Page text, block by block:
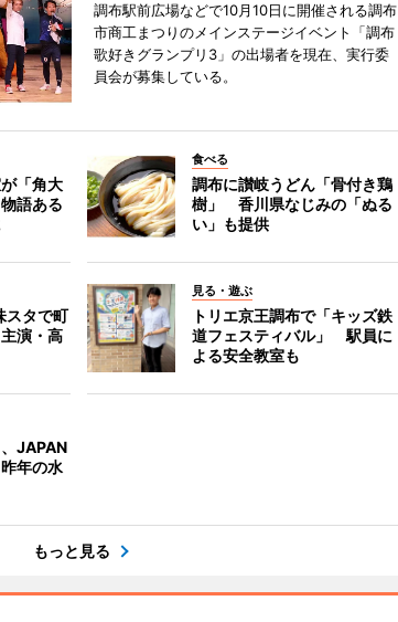
調布駅前広場などで10月10日に開催される調布
市商工まつりのメインステージイベント「調布
歌好きグランプリ3」の出場者を現在、実行委
員会が募集している。
「角大
語ある
食べる
調布に讃岐うどん「骨付き鶏
樹」 香川県なじみの「ぬる
い」も提供
スタで町
演・高
見る・遊ぶ
トリエ京王調布で「キッズ鉄
道フェスティバル」 駅員に
よる安全教室も
JAPAN
年の水
もっと見る